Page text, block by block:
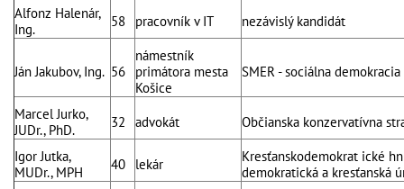
Alfonz Halenár,
Ing.
58 pracovník v IT nezávislý kandidát
Ján Jakubov, Ing. 56
námestník
primátora mesta
Košice
SMER - sociálna demokracia
Marcel Jurko,
JUDr., PhD.
32 advokát
Občianska konzervatívna
Igor Jutka,
MUDr., MPH
40 lekár
Kresťanskodemokrat ické
demokratická a kresťanská